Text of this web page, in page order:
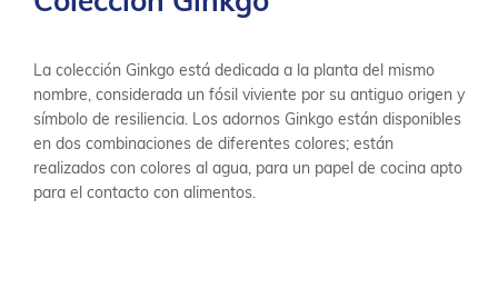
La colección Ginkgo está dedicada a la planta del mismo
nombre, considerada un fósil viviente por su antiguo origen y
símbolo de resiliencia. Los adornos Ginkgo están disponibles
en dos combinaciones de diferentes colores; están
realizados con colores al agua, para un papel de cocina apto
para el contacto con alimentos.